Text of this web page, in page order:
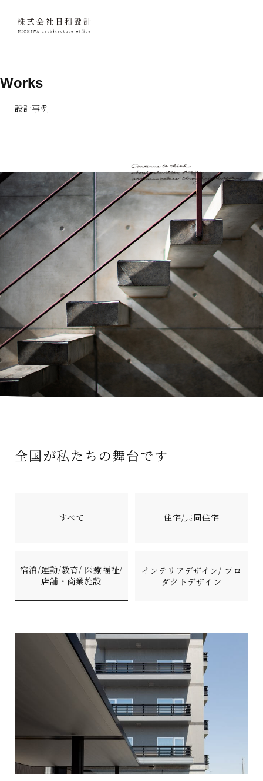
Works
設計事例
全国が私たちの舞台です
すべて 住宅/共同住宅
宿泊/運動/教育/ 医療福祉/
店舗・商業施設
インテリアデザイン/ プロ
ダクトデザイン